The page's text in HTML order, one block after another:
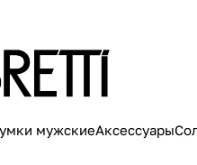
мужскиеАксессуары